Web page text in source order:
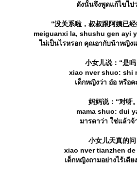
ดังนั้นจึงพูดแก้ไขไป
“没关系啦，叔叔跟阿姨已
meiguanxi la, shushu gen ayi
ไม่เป็นไรหรอก คุณอากับน้าหญิง
小女儿说：“是吗
xiao nver shuo: shi
เด็กหญิงว่า อ๋อ หรือค
妈妈说：“对呀
mama shuo: dui
มารดาว่า ใช่แล้วจ้
小女儿天真的问
xiao nver tianzhen de
เด็กหญิงถามอย่างไร้เดีย